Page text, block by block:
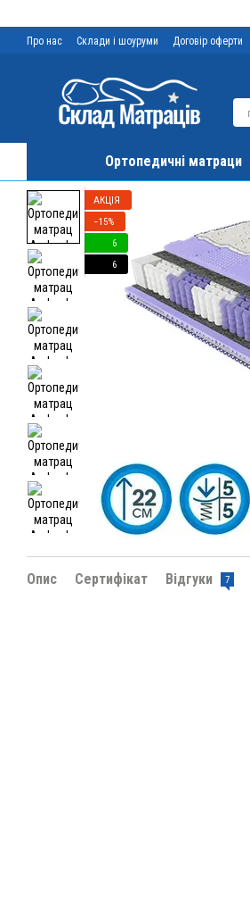
Про нас Склади і шоуруми Договір оферти
Ортопедичні матраци
АКЦІЯ
−15%
6
6
Опис Сертифікат Відгуки 7